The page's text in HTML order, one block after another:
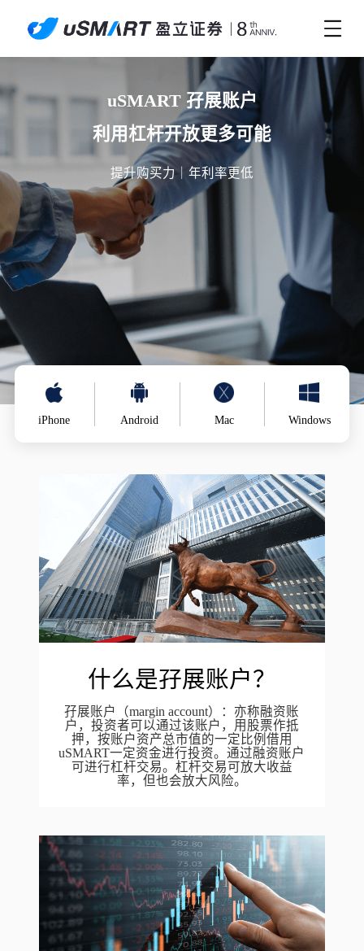
uSMART 孖展账户
利用杠杆开放更多可能
提升购买力｜年利率更低
iPhone Android Mac Windows
什么是孖展账户？
孖展账户（margin account）：亦称融资账
户，投资者可以通过该账户，用股票作抵
押，按账户资产总市值的一定比例借用
uSMART一定资金进行投资。通过融资账户
可进行杠杆交易。杠杆交易可放大收益
率，但也会放大风险。